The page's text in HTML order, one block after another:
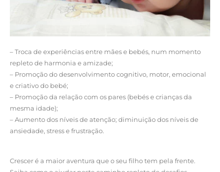
– Troca de experiências entre mães e bebés, num momento
repleto de harmonia e amizade;
– Promoção do desenvolvimento cognitivo, motor, emocional
e criativo do bebé;
– Promoção da relação com os pares (bebés e crianças da
mesma idade);
– Aumento dos níveis de atenção; diminuição dos níveis de
ansiedade, stress e frustração.
Crescer é a maior aventura que o seu filho tem pela frente.